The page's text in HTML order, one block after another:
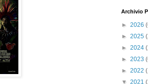
Archivio
► 2026
► 2025
► 2024
► 2023
► 2022
▼ 2021